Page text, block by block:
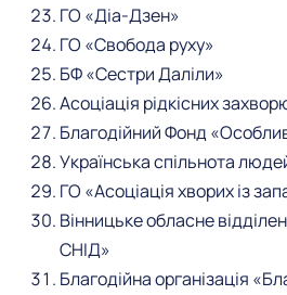
ГО «Діа-Дзен»
ГО «Свобода руху»
БФ «Сестри Даліли»
Асоціація рідкісних
Благодійний Фонд
Українська спільнота
ГО «Асоціація хворих із
Вінницьке обласне
СНІД»
Благодійна організація